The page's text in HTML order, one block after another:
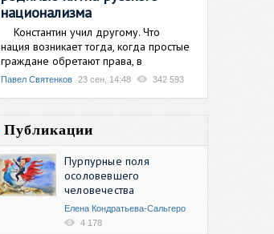
национализма
Константин учил другому. Что
нация возникает тогда, когда простые
граждане обретают права, в
Павел Святенков 23 сен, 14:48 342 593
Публикации
Пурпурные поля
осоловевшего
человечества
Елена Кондратьева-Сальгеро
4 178